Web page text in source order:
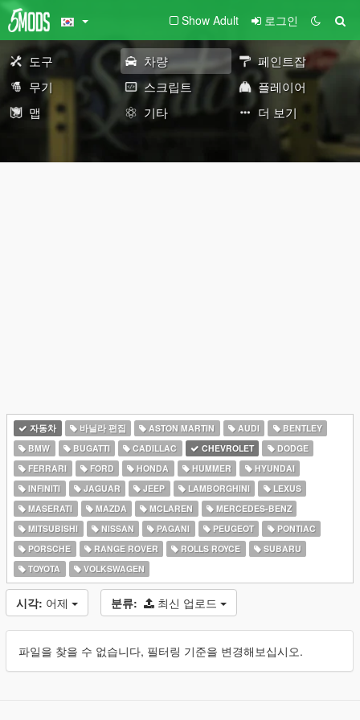
Show Adult 로그인
도구 차량
페인트잡
무기
스크립트
플레이어
맵
기타 더 보기
자동차 바닐라 편집 ASTON MARTIN AUDI
BENTLEY
BMW
BUGATTI CADILLAC CHEVROLET
DODGE
FERRARI
FORD HONDA HUMMER
HYUNDAI
INFINITI
JAGUAR JEEP LAMBORGHINI
LEXUS
MASERATI
MAZDA MCLAREN
MERCEDES-BENZ
MITSUBISHI
NISSAN PAGANI PEUGEOT
PONTIAC
PORSCHE
RANGE ROVER ROLLS ROYCE
SUBARU
TOYOTA
VOLKSWAGEN
시각: 어제 분류: 최신 업로드
파일을 찾을 수 없습니다, 필터링 기준을 변경해보십시오.